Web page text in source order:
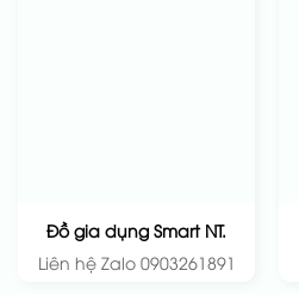
Đồ gia dụng Smart NT.
Liên hệ Zalo 0903261891